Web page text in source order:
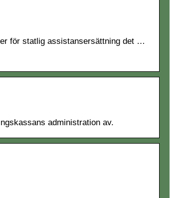
för statlig assistansersättning det …
administration av.